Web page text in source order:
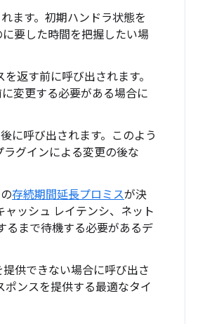
ます。初期ハンドラ状態を
要した時間を把握したい場
返す前に呼び出されます。
変更する必要がある場合に
に呼び出されます。このよう
グインによる変更の後な
存続期間延長プロミスが決
ッシュ レイテンシ、ネット
るまで待機する必要があるデ
供できない場合に呼び出さ
ンスを提供する最適なタイ